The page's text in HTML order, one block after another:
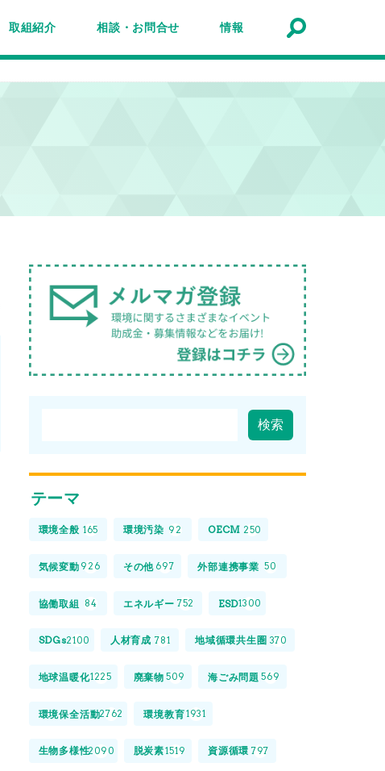
取組紹介 相談・お問合せ 情報
テーマ
環境全般 165 環境汚染 92 OECM 250
気候変動 926 その他 697 外部連携事業 50
協働取組 84 エネルギー 752 ESD1300
SDGs2100 人材育成 781 地域循環共生圏 370
地球温暖化1225 廃棄物 509 海ごみ問題 569
環境保全活動2762 環境教育1931
生物多様性2090 脱炭素1519 資源循環 797